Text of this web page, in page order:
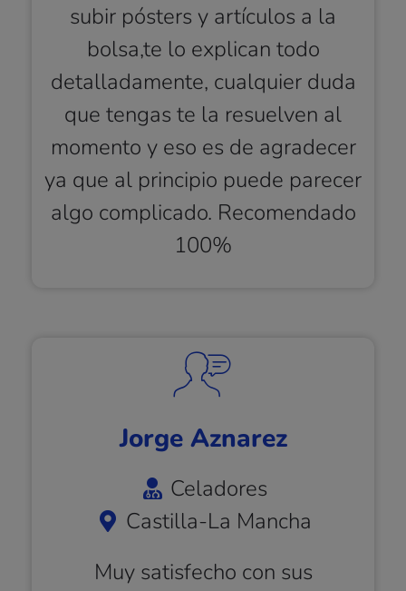
subir pósters y artículos a la
bolsa,te lo explican todo
detalladamente, cualquier duda
que tengas te la resuelven al
momento y eso es de agradecer
ya que al principio puede parecer
algo complicado. Recomendado
100%
Jorge Aznarez
Celadores
Castilla-La Mancha
Muy satisfecho con sus